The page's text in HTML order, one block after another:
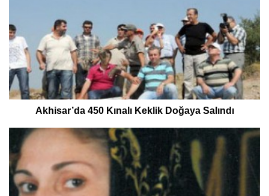
Akhisar’da 450 Kınalı Keklik Doğaya Salındı